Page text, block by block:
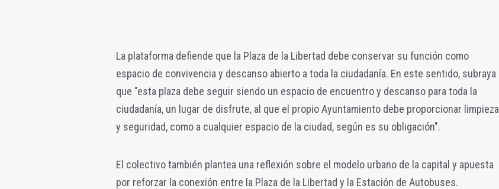
La plataforma defiende que la Plaza de la Libertad debe conservar su función como
espacio de convivencia y descanso abierto a toda la ciudadanía. En este sentido, subraya
que "esta plaza debe seguir siendo un espacio de encuentro y descanso para toda la
ciudadanía, un lugar de disfrute, al que el propio Ayuntamiento debe proporcionar limpieza
y seguridad, como a cualquier espacio de la ciudad, según es su obligación".
El colectivo también plantea una reflexión sobre el modelo urbano de la capital y apuesta
por reforzar la conexión entre la Plaza de la Libertad y la Estación de Autobuses.